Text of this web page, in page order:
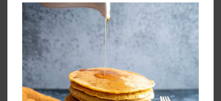
[:fr]Cake surprise de Noël[:en]Surprise
Christmas cake[:]
Déc 5, 2016
[:fr] Un gâteau surprise pour le 24 au soir ça
vous tente ? Ce gâteau chocolat pistache est